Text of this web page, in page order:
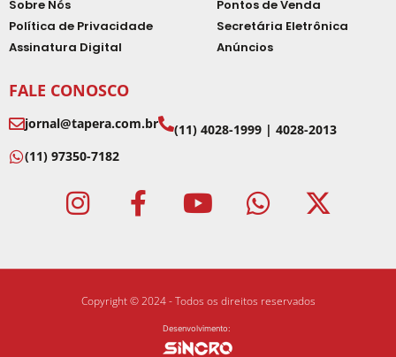
Sobre Nós
Política de Privacidade
Assinatura Digital
Pontos de Venda
Secretária Eletrônica
Anúncios
FALE CONOSCO
jornal@tapera.com.br
(11) 4028-1999 | 4028-2013
(11) 97350-7182
Copyright © 2024 - Todos os direitos reservados
Desenvolvimento: